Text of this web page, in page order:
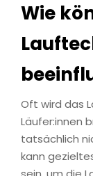
Wie
Oft wird das
Läufer:innen
tatsächlich
kann